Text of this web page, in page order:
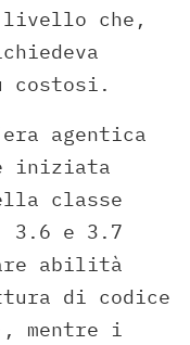
livello che,
costosi.
agentica
iniziata
classe
3.6 e 3.7
abilità
di codice
mentre i